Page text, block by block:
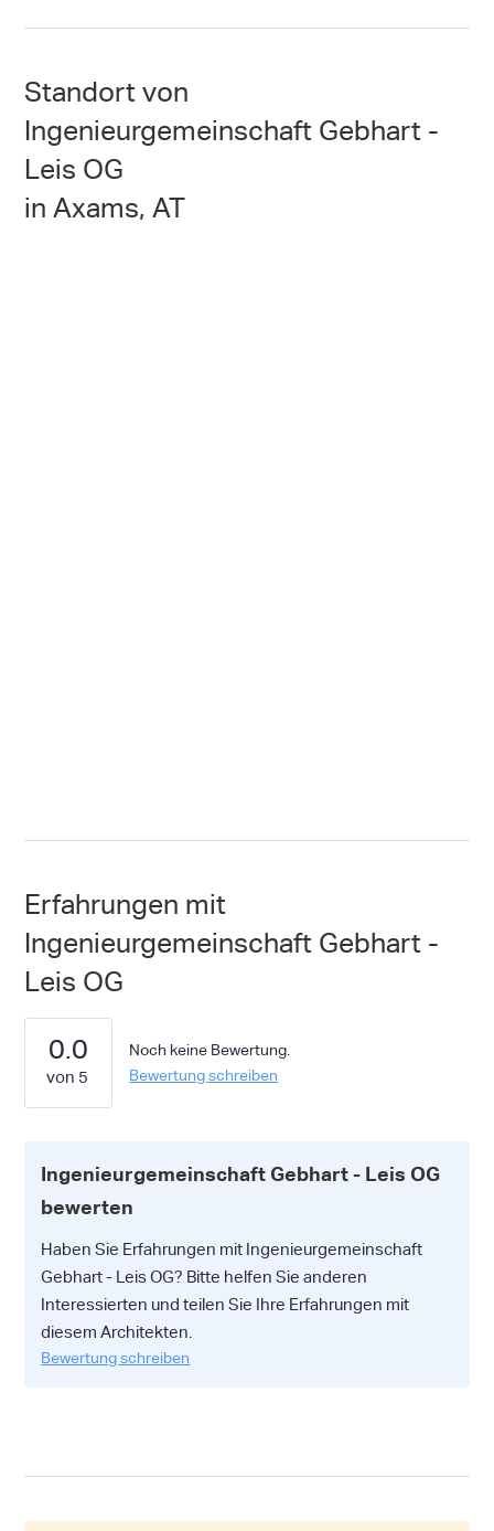
Standort von
Ingenieurgemeinschaft Gebhart -
Leis OG
in Axams, AT
Erfahrungen mit
Ingenieurgemeinschaft Gebhart -
Leis OG
0.0
Noch keine Bewertung.
Bewertung schreiben
Ingenieurgemeinschaft Gebhart - Leis OG
bewerten
Haben Sie Erfahrungen mit Ingenieurgemeinschaft
Gebhart - Leis OG? Bitte helfen Sie anderen
Interessierten und teilen Sie Ihre Erfahrungen mit
diesem Architekten.
Bewertung schreiben